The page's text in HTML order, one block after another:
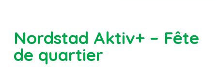
Nordstad Aktiv+ – Fête
de quartier